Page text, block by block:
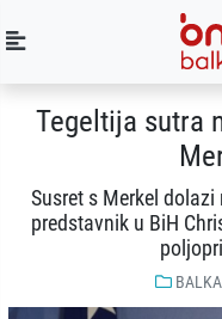
Tegeltija sutra
Susret s Merkel
predstavnik u BiH